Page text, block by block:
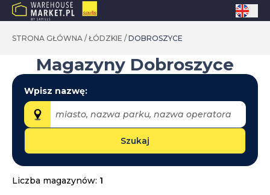
STRONA GŁÓWNA / ŁÓDZKIE / DOBROSZYCE
Magazyny Dobroszyce
Wpisz nazwę:
miasto, nazwa parku, nazwa operatora
dolnośląskie
kujawsko-pomorskie
Szukaj
Liczba magazynów: 1